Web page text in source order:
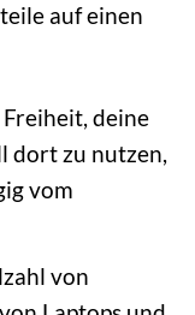
auf einen
deine
dort zu nutzen,
vom
von